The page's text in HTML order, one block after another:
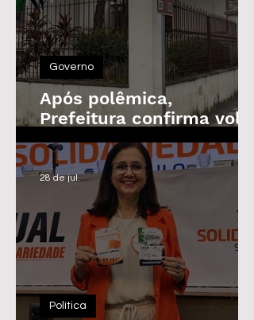
Após polêmica,
Prefeitura confirma volta
do Prêmio de
Assiduidade
Governo
Política
28 de jul.